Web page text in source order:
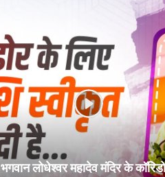
भगवान लोधेश्वर महादेव मंदिर के